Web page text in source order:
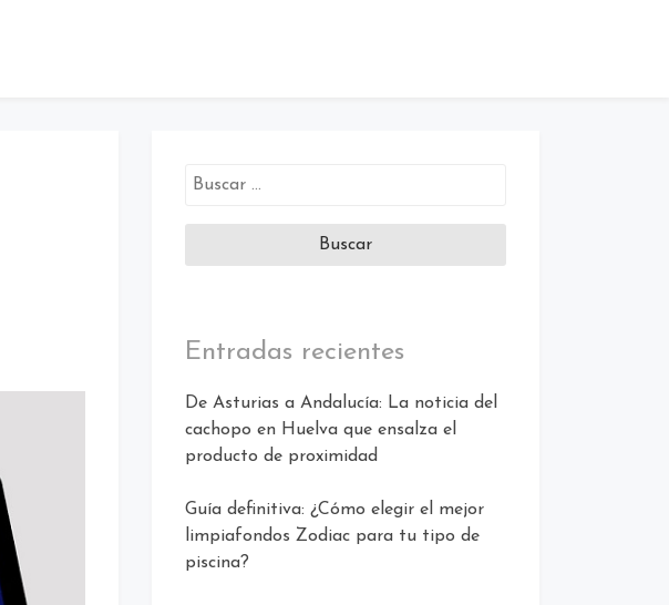
Buscar:
Entradas recientes
De Asturias a Andalucía: La noticia del
cachopo en Huelva que ensalza el
producto de proximidad
Guía definitiva: ¿Cómo elegir el mejor
limpiafondos Zodiac para tu tipo de
piscina?